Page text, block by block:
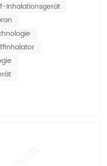
physiologischen
und der ausgereiften
sich tragbare PEM-
Inhalationsgerät